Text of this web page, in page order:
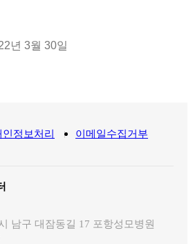
년 3월 30일
인정보처리 이메일수집거부
남구 대잠동길 17 포항성모병원